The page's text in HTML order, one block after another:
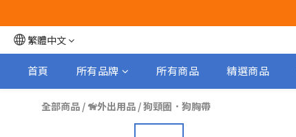
繁體中文
首頁 所有品牌 所有商品 精選商品
全部商品 / 🦮外出用品 /狗頸圈．狗胸帶